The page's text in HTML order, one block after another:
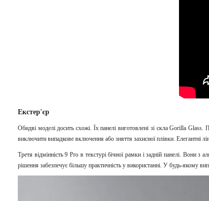
Екстер'єр
Обидві моделі досить схожі. Їх панелі виготовлені зі скла Gorilla
виключити випадкове включення або зняття захисної плівки. Елегантні
Третя відмінність 9 Pro в текстурі бічної рамки і задній панелі.
рішення забезпечує більшу практичність у використанні. У будь-якому